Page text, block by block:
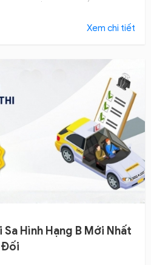
Xem chi tiết
Sa Hình Hạng B Mới Nhất
Đối